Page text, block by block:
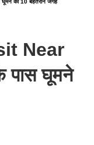
की 10 बेहतरीन जगहें
Near
पास घूमने